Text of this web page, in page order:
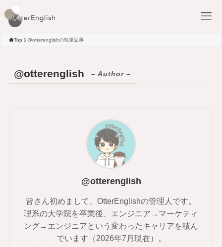
Top @otterenglishの執筆記事
@otterenglish – Author –
@otterenglish
皆さん初めまして、OtterEnglishの管理人です。
理系の大学院を卒業後、エンジニア→マーケティ
ング→エンジニアという変わったキャリアを積ん
でいます（2026年7月現在）。